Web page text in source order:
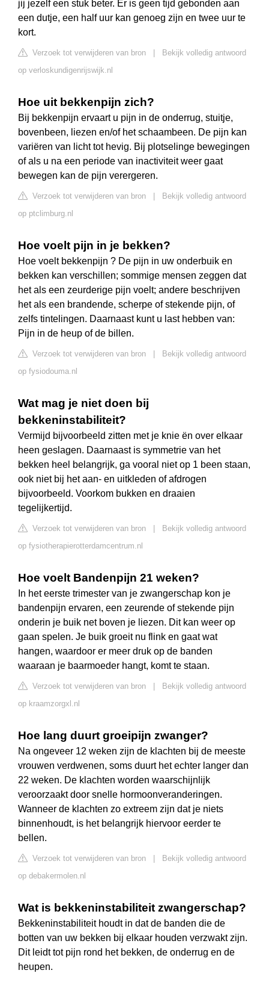
jij jezelf een stuk beter. Er is geen tijd gebonden aan
een dutje, een half uur kan genoeg zijn en twee uur te
kort.
Verzoek tot verwijderen van bron
Bekijk volledig antwoord
op verloskundigenrijswijk.nl
Hoe uit bekkenpijn zich?
Bij bekkenpijn ervaart u pijn in de onderrug, stuitje,
bovenbeen, liezen en/of het schaambeen. De pijn kan
variëren van licht tot hevig. Bij plotselinge bewegingen
of als u na een periode van inactiviteit weer gaat
bewegen kan de pijn verergeren.
Verzoek tot verwijderen van bron
Bekijk volledig antwoord
op ptclimburg.nl
Hoe voelt pijn in je bekken?
Hoe voelt bekkenpijn ? De pijn in uw onderbuik en
bekken kan verschillen; sommige mensen zeggen dat
het als een zeurderige pijn voelt; andere beschrijven
het als een brandende, scherpe of stekende pijn, of
zelfs tintelingen. Daarnaast kunt u last hebben van:
Pijn in de heup of de billen.
Verzoek tot verwijderen van bron
Bekijk volledig antwoord
op fysiodouma.nl
Wat mag je niet doen bij
bekkeninstabiliteit?
Vermijd bijvoorbeeld zitten met je knie ën over elkaar
heen geslagen. Daarnaast is symmetrie van het
bekken heel belangrijk, ga vooral niet op 1 been staan,
ook niet bij het aan- en uitkleden of afdrogen
bijvoorbeeld. Voorkom bukken en draaien
tegelijkertijd.
Verzoek tot verwijderen van bron
Bekijk volledig antwoord
op fysiotherapierotterdamcentrum.nl
Hoe voelt Bandenpijn 21 weken?
In het eerste trimester van je zwangerschap kon je
bandenpijn ervaren, een zeurende of stekende pijn
onderin je buik net boven je liezen. Dit kan weer op
gaan spelen. Je buik groeit nu flink en gaat wat
hangen, waardoor er meer druk op de banden
waaraan je baarmoeder hangt, komt te staan.
Verzoek tot verwijderen van bron
Bekijk volledig antwoord
op kraamzorgxl.nl
Hoe lang duurt groeipijn zwanger?
Na ongeveer 12 weken zijn de klachten bij de meeste
vrouwen verdwenen, soms duurt het echter langer dan
22 weken. De klachten worden waarschijnlijk
veroorzaakt door snelle hormoonveranderingen.
Wanneer de klachten zo extreem zijn dat je niets
binnenhoudt, is het belangrijk hiervoor eerder te
bellen.
Verzoek tot verwijderen van bron
Bekijk volledig antwoord
op debakermolen.nl
Wat is bekkeninstabiliteit zwangerschap?
Bekkeninstabiliteit houdt in dat de banden die de
botten van uw bekken bij elkaar houden verzwakt zijn.
Dit leidt tot pijn rond het bekken, de onderrug en de
heupen.